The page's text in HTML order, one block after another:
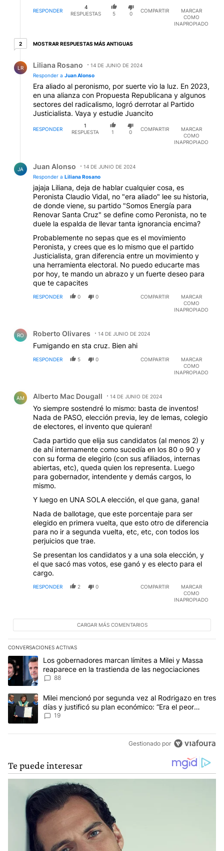
RESPONDER
4
RESPUESTAS
5 0
COMPARTIR
MARCAR
COMO
INAPROPIADO
22 respuestas más antiguas
MOSTRAR RESPUESTAS MÁS ANTIGUAS
LR Liliana Rosano
14 DE JUNIO DE 2024
Responder a Juan Alonso
Era aliado al peronismo, por suerte vio la luz. En 2023,
en una alianza con Propuesta Republicana y algunos
sectores del radicalismo, logró derrotar al Partido
Justicialista. Vaya y estudie Juancito
RESPONDER
1
RESPUESTA
1 0
COMPARTIR
MARCAR
COMO
INAPROPIADO
JA Juan Alonso
14 DE JUNIO DE 2024
Responder a Liliana Rosano
jajaja Liliana, deja de hablar cualquier cosa, es
Peronista Claudio Vidal, no "era aliado" lee su historia,
de donde viene, su partido "Somos Energía para
Renovar Santa Cruz" se define como Peronista, no te
duele la espalda de llevar tanta ignorancia encima?
Probablemente no sepas que es el movimiento
Peronista, y crees que es lo mismo que el partido
Justicialista, gran diferencia entre un movimiento y
una herramienta electoral. No puedo educarte mas
por hoy, te mando un abrazo y un fuerte deseo para
que te capacites
RESPONDER 0 0 COMPARTIR
MARCAR
COMO
INAPROPIADO
RO Roberto Olivares 14 DE JUNIO DE 2024
Fumigando en sta cruz. Bien ahi
RESPONDER 5 0 COMPARTIR
MARCAR
COMO
INAPROPIADO
AM Alberto Mac Dougall 14 DE JUNIO DE 2024
Yo siempre sostendré lo mismo: basta de inventos!
Nada de PASO, elección previa, ley de lemas, colegio
de electores, el invento que quieran!
Cada partido que elija sus candidatos (al menos 2) y
de ahí internamente como sucedía en los 80 o 90 y
con su forma de elegirlo (con sus afiliados, internas
abiertas, etc), queda quien los representa. Luego
para gobernador, intendente y demás cargos, lo
mismo.
Y luego en UNA SOLA elección, el que gana, gana!
Nada de ballotage, que este porcentaje para ser
elegido en primera vuelta, que esto otro de diferencia
para no ir a segunda vuelta, etc, etc, con todos los
perjuicios que trae.
Se presentan los candidatos y a una sola elección, y
el que sacó mas votos, ese ganó y es electo para el
cargo.
RESPONDER 2 0 COMPARTIR
MARCAR
COMO
INAPROPIADO
CARGAR MÁS COMENTARIOS
CONVERSACIONES ACTIVAS
Este listado muestra los artículos con más comentarios en los
Un artículo de tendencia con el título "Los gobernadores
Los gobernadores marcan límites a Milei y Massa
reaparece en la trastienda de las negociaciones
88
Un artículo de tendencia con el título "Milei mencionó por
Milei mencionó por segunda vez al Rodrigazo en tres
días y justificó su plan económico: “Era el peor
escenario posible”
19
Gestionado por